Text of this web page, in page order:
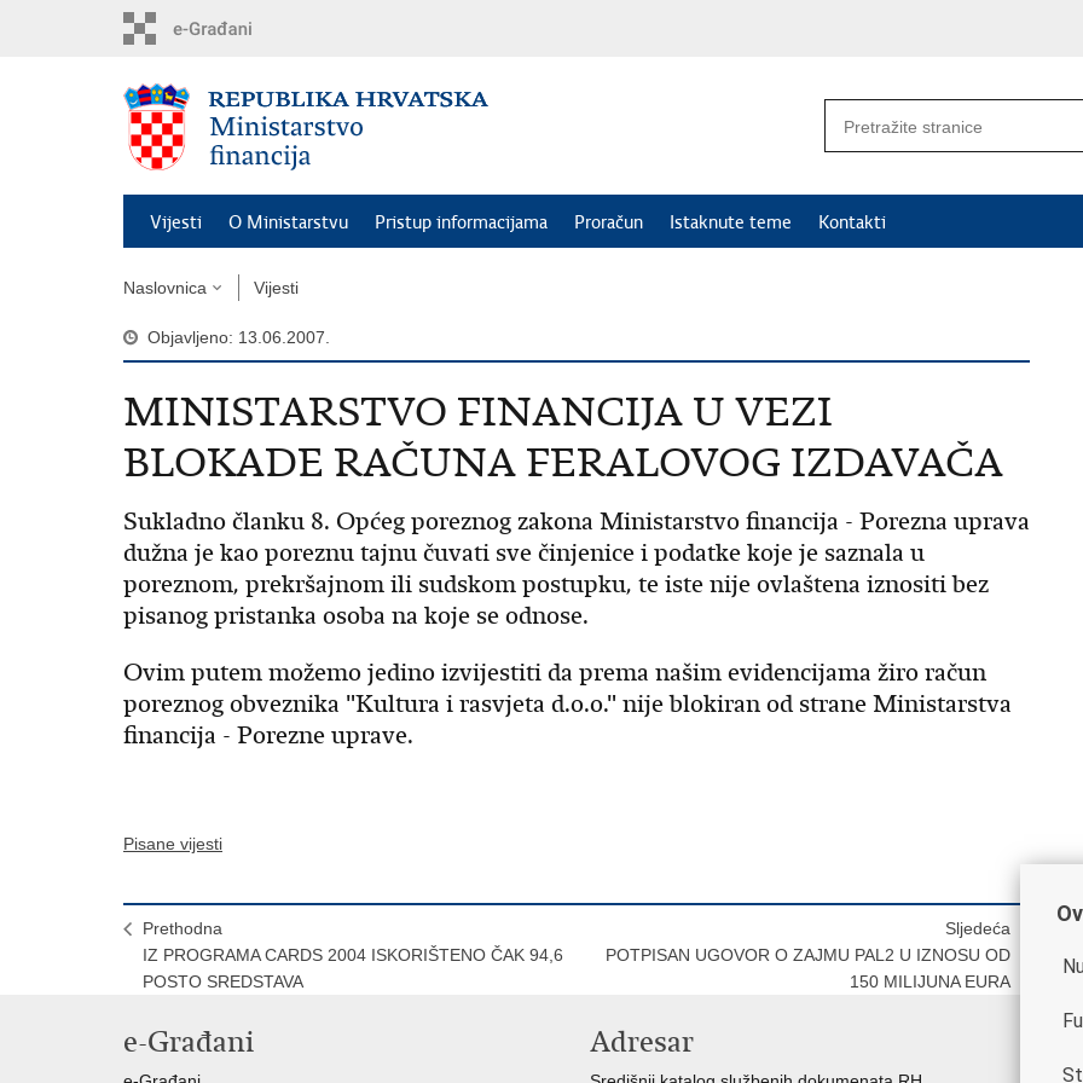
Vijesti O Ministarstvu Pristup informacijama Proračun Istaknute teme Kontakti
Naslovnica Vijesti
Objavljeno: 13.06.2007.
MINISTARSTVO FINANCIJA U VEZI
BLOKADE RAČUNA FERALOVOG IZDAVAČA
Sukladno članku 8. Općeg poreznog zakona Ministarstvo financija - Porezna uprava
dužna je kao poreznu tajnu čuvati sve činjenice i podatke koje je saznala u
poreznom, prekršajnom ili sudskom postupku, te iste nije ovlaštena iznositi bez
pisanog pristanka osoba na koje se odnose.
Ovim putem možemo jedino izvijestiti da prema našim evidencijama žiro račun
poreznog obveznika "Kultura i rasvjeta d.o.o." nije blokiran od strane Ministarstva
financija - Porezne uprave.
Pisane vijesti
Prethodna
IZ PROGRAMA CARDS 2004 ISKORIŠTENO ČAK 94,6
POSTO SREDSTAVA
Sljedeća
POTPISAN UGOVOR O ZAJMU PAL2 U IZNOSU OD
150 MILIJUNA EURA
e-Građani Adresar